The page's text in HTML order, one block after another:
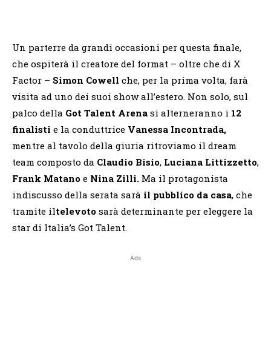
Un parterre da grandi occasioni per questa finale,
che ospiterà il creatore del format – oltre che di X
Factor – Simon Cowell che, per la prima volta, farà
visita ad uno dei suoi show all’estero. Non solo, sul
palco della Got Talent Arena si alterneranno i 12
finalisti e la conduttrice Vanessa Incontrada,
mentre al tavolo della giuria ritroviamo il dream
team composto da Claudio Bisio, Luciana Littizzetto,
Frank Matano e Nina Zilli. Ma il protagonista
indiscusso della serata sarà il pubblico da casa, che
tramite iltelevoto sarà determinante per eleggere la
star di Italia’s Got Talent.
Ads